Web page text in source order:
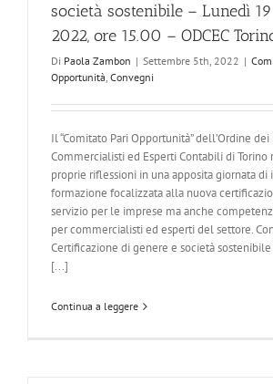
società sostenibile – Lunedì
2022, ore 15.00 – ODCEC
Di Paola Zambon | Settembre 5th, 2022 |
Opportunità, Convegni
Il “Comitato Pari Opportunità” dell’Ordine
Commercialisti ed Esperti Contabili di Torino
proprie riflessioni in una apposita giornata
formazione focalizzata alla nuova
servizio per le imprese ma anche
per commercialisti ed esperti del settore.
Certificazione di genere e società
[...]
Continua a leggere